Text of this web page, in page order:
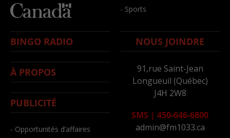
- Sports
BINGO RADIO
À PROPOS
PUBLICITÉ
- Opportunités d’affaires
NOUS JOINDRE
91,rue Saint-Jean
Longueuil (Québec)
J4H 2W8
SMS | 450-646-6800
admin@fm1033.ca